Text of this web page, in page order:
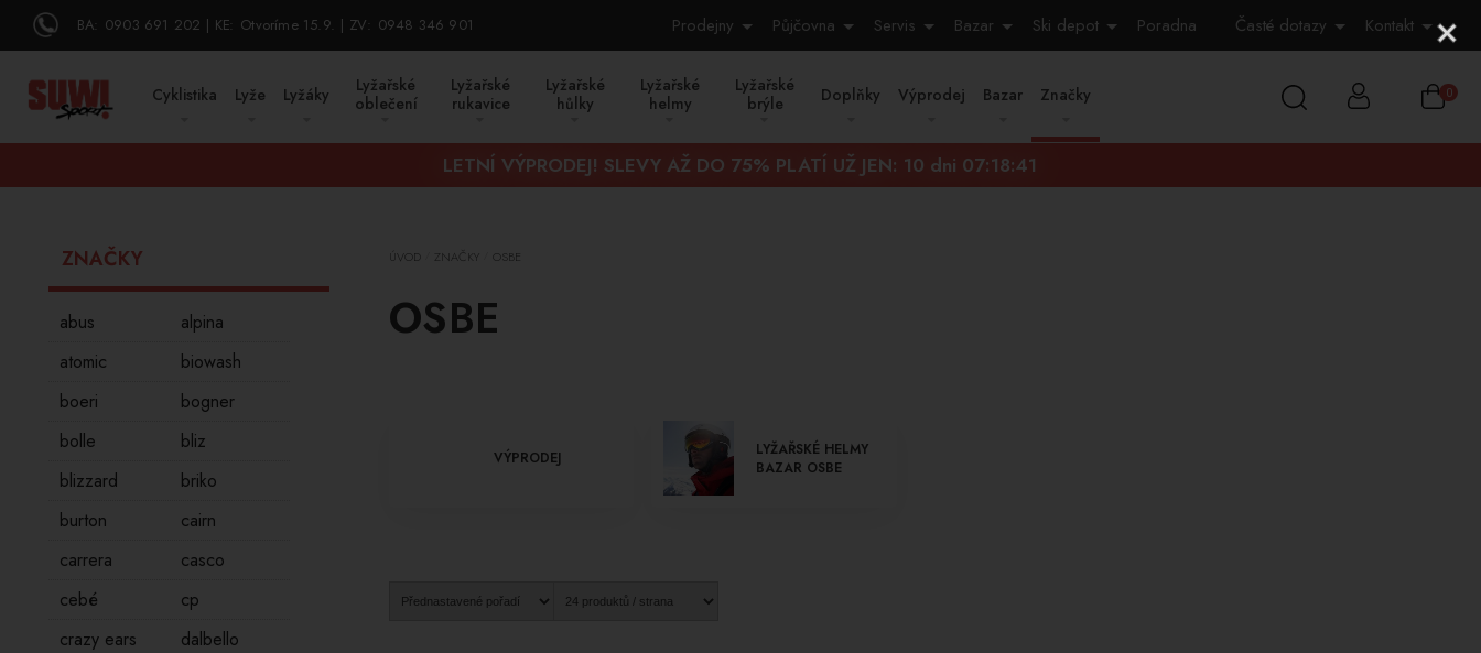
BA: 0903 691 202 KE: Otvoríme 15.9. ZV: 0948 346 901
0
Prodejny Půjčovna Servis Bazar Ski depot Poradna Časté dotazy Kontakt
Cyklistika Lyže Lyžáky
Lyžařské
oblečení
Lyžařské
rukavice
Lyžařské
hůlky
Lyžařské
helmy
Lyžařské
brýle
Doplňky Výprodej Bazar Značky
LETNÍ VÝPRODEJ! SLEVY AŽ DO 75% PLATÍ UŽ JEN: 10 dni 07:18:40
ÚVOD ZNAČKY OSBE
OSBE
VÝPRODEJ
LYŽAŘSKÉ HELMY
BAZAR OSBE
ZNAČKY
abus
alpina
atomic
biowash
boeri
bogner
bolle
bliz
blizzard
briko
burton
cairn
carrera
casco
cebé
cp
crazy ears
dalbello